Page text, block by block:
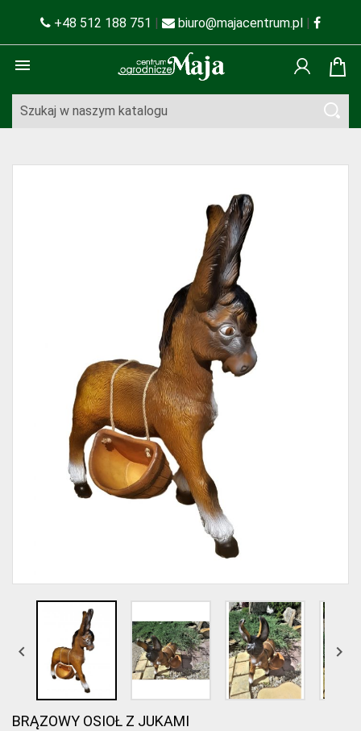
+48 512 188 751 | biuro@majacentrum.pl |

 
BRĄZOWY OSIOŁ Z JUKAMI